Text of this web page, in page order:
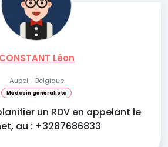
CONSTANT Léon
Aubel - Belgique
Médecin généraliste
un RDV en appelant le
au : +3287686833